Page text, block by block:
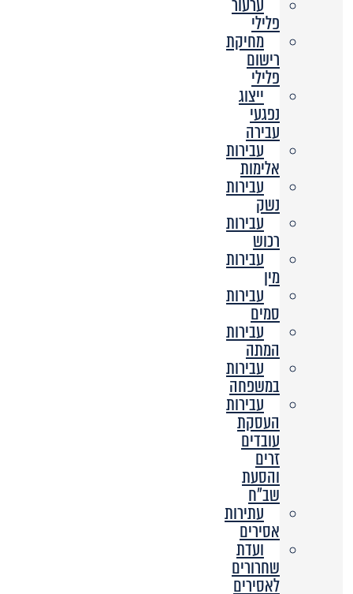
פלילי
מחיקת
רישום
פלילי
ייצוג
נפגעי
עבירה
עבירות
אלימות
עבירות
נשק
עבירות
רכוש
עבירות
מין
עבירות
סמים
עבירות
המתה
עבירות
במשפחה
עבירות
העסקת
עובדים
זרים
והסעת
שב”ח
עתירות
אסירים
ועדת
שחרורים
לאסירים